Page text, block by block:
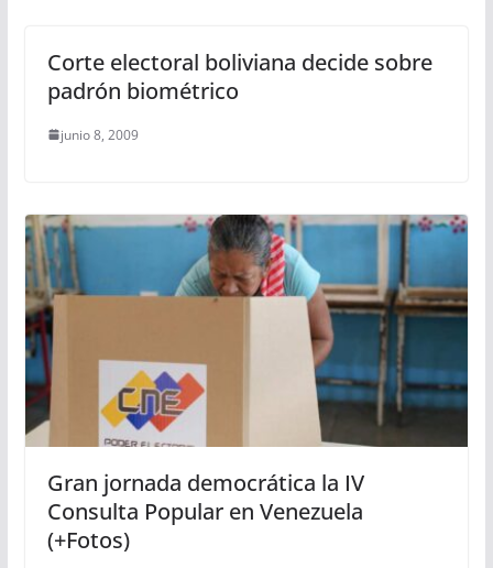
Corte electoral boliviana decide sobre
padrón biométrico
junio 8, 2009
Gran jornada democrática la IV
Consulta Popular en Venezuela
(+Fotos)